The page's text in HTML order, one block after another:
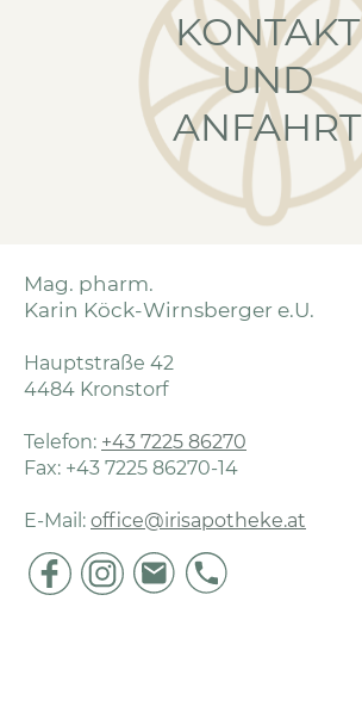
KONTAKT
UND
ANFAHRT
Mag. pharm.
Karin Köck-Wirnsberger e.U.
Hauptstraße 42
4484 Kronstorf
Telefon: +43 7225 86270
Fax: +43 7225 86270-14
E-Mail: office@irisapotheke.at